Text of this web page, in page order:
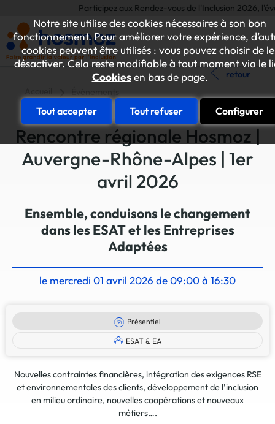
Notre site utilise des cookies nécessaires à son bon
fonctionnement. Pour améliorer votre expérience,
cookies peuvent être utilisés : vous pouvez choisir de
désactiver. Cela reste modifiable à tout moment via le
Cookiesen bas de page.
Tout accepter Tout refuser Configurer
Participez aux Rendez-vous de l'Inclusion 2026,
retour
Rencontre régionale Hosmoz |
Auvergne-Rhône-Alpes | 1er
avril 2026
Ensemble, conduisons le changement
dans les ESAT et les Entreprises
Adaptées
le mercredi 01 avril 2026 de 09:00 à 16:30
Présentiel
ESAT & EA
Nouvelles contraintes financières, intégration des exigences RSE
et environnementales des clients, développement de l’inclusion
en milieu ordinaire, nouvelles coopérations et nouveaux
métiers….